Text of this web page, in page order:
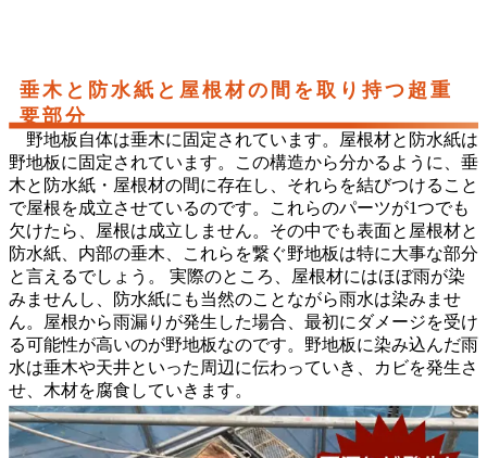
垂木と防水紙と屋根材の間を取り持つ超重
要部分
野地板自体は垂木に固定されています。屋根材と防水紙は
野地板に固定されています。この構造から分かるように、垂
木と防水紙・屋根材の間に存在し、それらを結びつけること
で屋根を成立させているのです。これらのパーツが1つでも
欠けたら、屋根は成立しません。その中でも表面と屋根材と
防水紙、内部の垂木、これらを繋ぐ野地板は特に大事な部分
と言えるでしょう。 実際のところ、屋根材にはほぼ雨が染
みませんし、防水紙にも当然のことながら雨水は染みませ
ん。屋根から雨漏りが発生した場合、最初にダメージを受け
る可能性が高いのが野地板なのです。野地板に染み込んだ雨
水は垂木や天井といった周辺に伝わっていき、カビを発生さ
せ、木材を腐食していきます。